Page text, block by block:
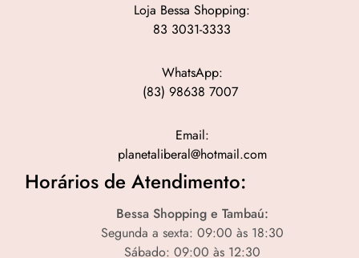
Loja Bessa Shopping:
83 3031-3333
WhatsApp:
(83) 98638 7007
Email:
planetaliberal@hotmail.com
Horários de Atendimento:
Bessa Shopping e Tambaú:
Segunda a sexta: 09:00 às 18:30
Sábado: 09:00 às 12:30